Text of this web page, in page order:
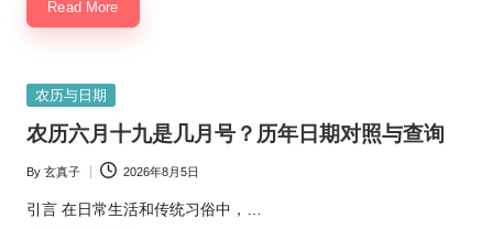
Read More
Posted
农历与日期
农历六月十九是几月号？历年日期对照与查询
Posted
by
By 玄真子 2026年8月5日
引言 在日常生活和传统习俗中，…